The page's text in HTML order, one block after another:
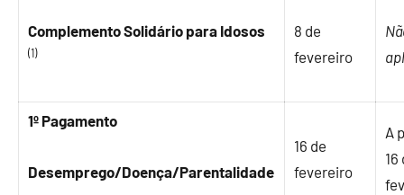
Complemento Solidário para Idosos
(1)
8 de
fevereiro
1º Pagamento
Desemprego/Doença/Parentalidade
16 de
fevereiro
A
16